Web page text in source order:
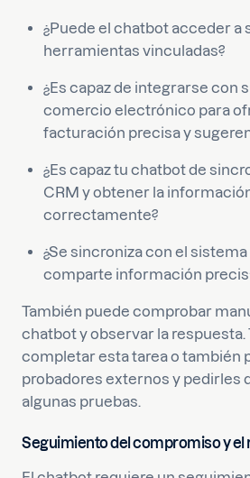
¿Puede el chatbot acceder a
herramientas vinculadas?
¿Es capaz de integrarse con
comercio electrónico para
facturación precisa y
¿Es capaz tu chatbot de
CRM y obtener la
correctamente?
¿Se sincroniza con el
comparte información
También puede comprobar
chatbot y observar la respuesta.
completar esta tarea o también
probadores externos y pedirles
algunas pruebas.
Seguimiento del compromiso y